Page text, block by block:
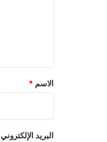
*
الاسم *
البريد الإلكتروني